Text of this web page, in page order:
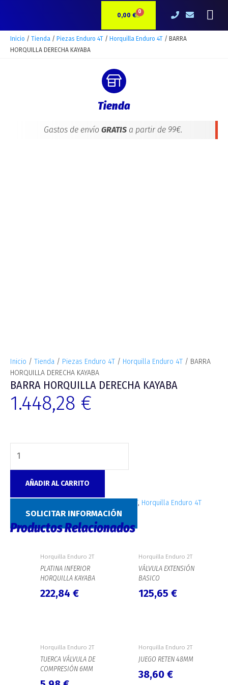
0,00 € 0CARRITO
Inicio / Tienda / Piezas Enduro 4T / Horquilla Enduro 4T / BARRA
HORQUILLA DERECHA KAYABA
Tienda
Gastos de envío GRATISa partir de 99€.
Inicio / Tienda / Piezas Enduro 4T / Horquilla Enduro 4T / BARRA
HORQUILLA DERECHA KAYABA
BARRA HORQUILLA DERECHA KAYABA
1.448,28 €
KAYABA
cantidad
AÑADIR AL CARRITO
Horquilla Enduro 2T, Horquilla Enduro 4T
SOLICITAR INFORMACIÓN
Productos Relacionados
Horquilla Enduro 2T
PLATINA INFERIOR
HORQUILLA KAYABA
222,84 €
Horquilla Enduro 2T
VÁLVULA EXTENSIÓN
BASICO
125,65 €
Horquilla Enduro 2T
TUERCA VÁLVULA DE
COMPRESIÓN 6MM
Horquilla Enduro 2T
JUEGO RETEN 48MM
38,60 €